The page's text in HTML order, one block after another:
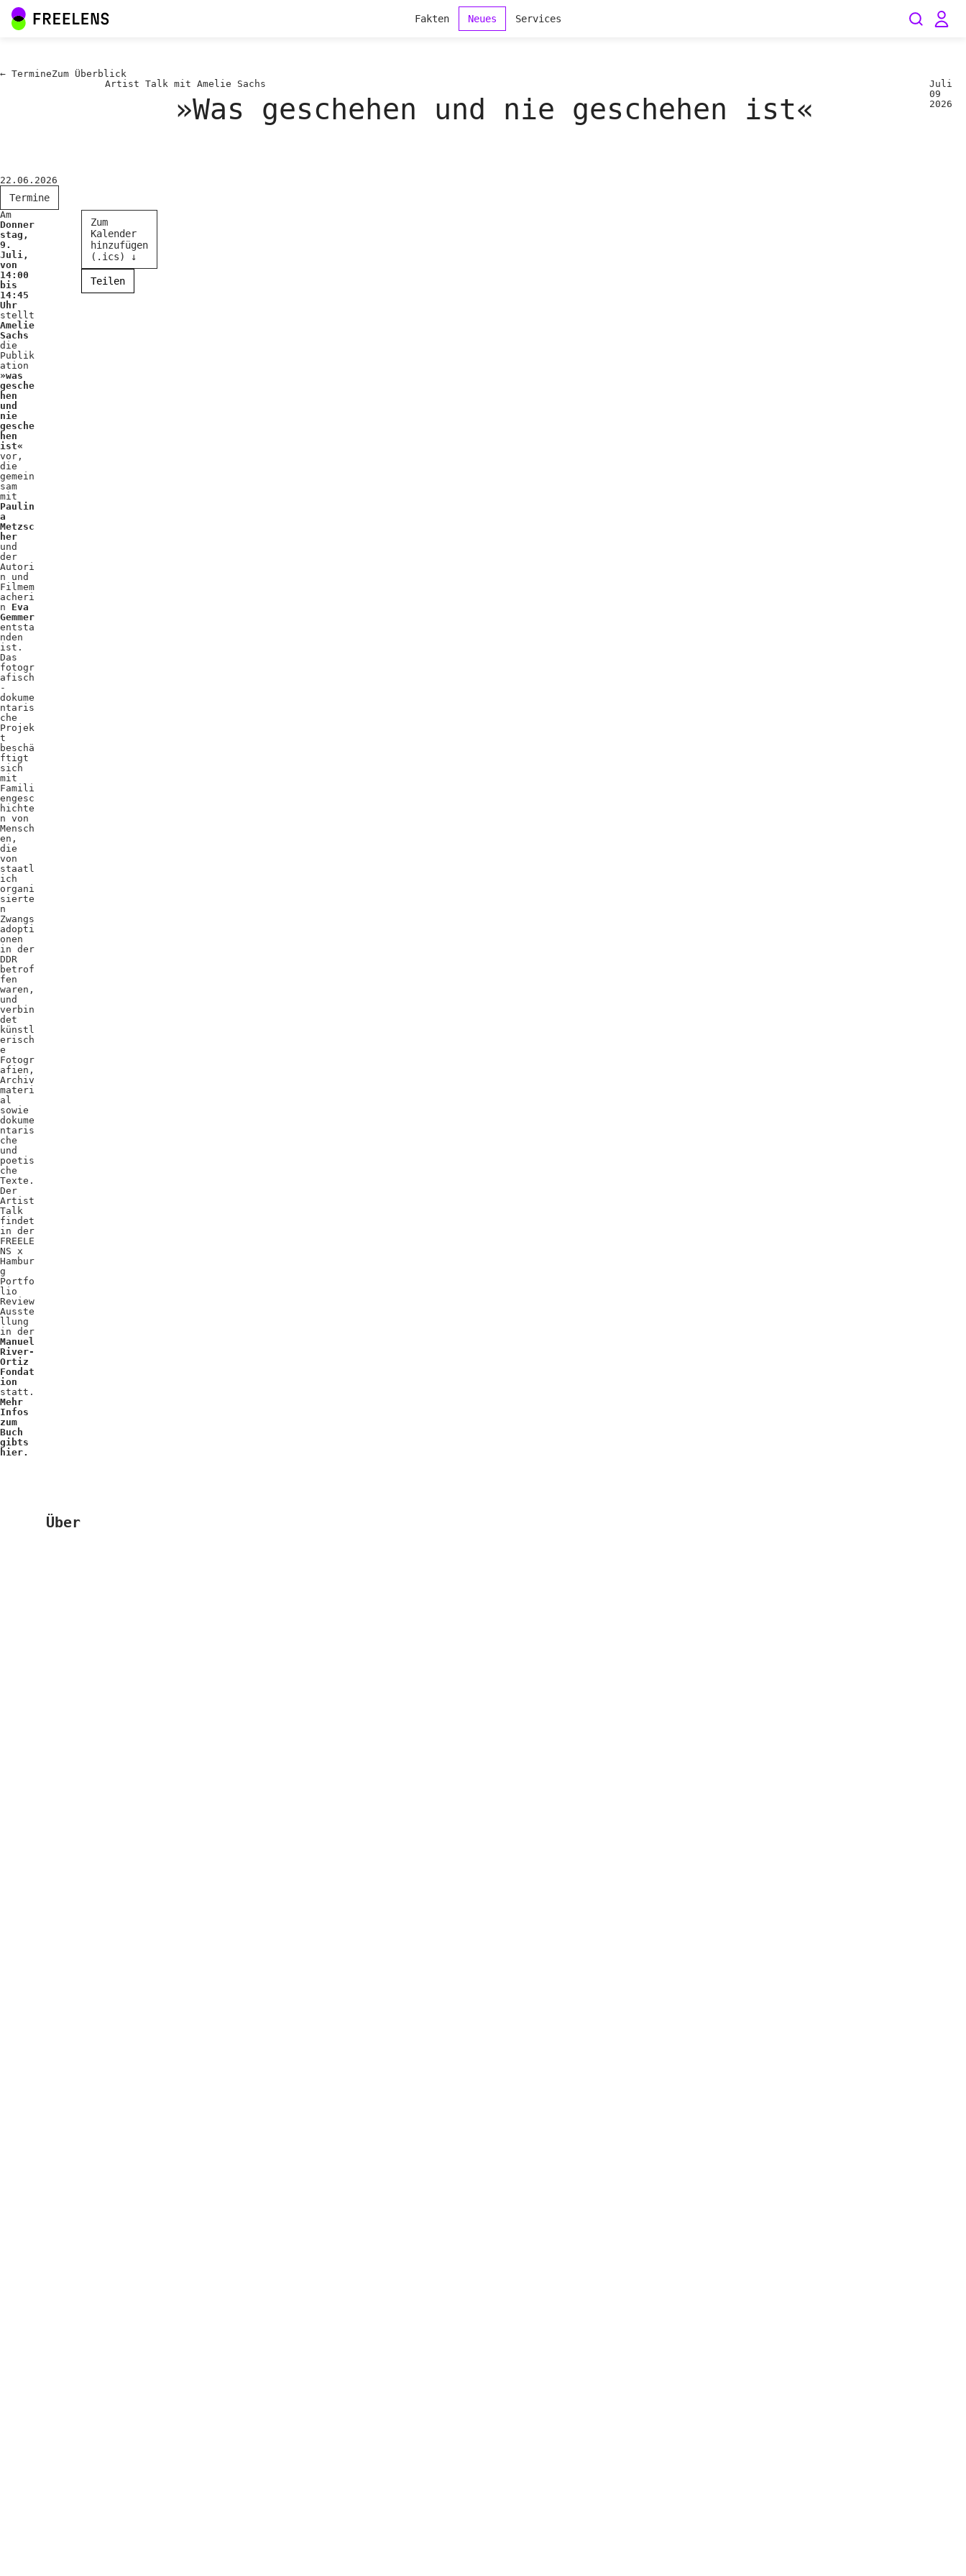
Fakten Neues Services
← TermineZum Überblick
Artist Talk mit Amelie Sachs
»Was geschehen und nie geschehen ist«
Juli
09
2026
22.06.2026
Termine
Am
Donner
stag,
9.
Juli,
von
14:00
bis
14:45
Uhr
stellt
Amelie
Sachs
die
Publik
ation
»was
gesche
hen
und
nie
gesche
hen
ist«
vor,
die
gemein
sam
mit
Paulin
a
Metzsc
her
und
der
Autori
n und
Filmem
acheri
n Eva
Gemmer
entsta
nden
ist.
Das
fotogr
afisch
-
dokume
ntaris
che
Projek
t
beschä
ftigt
sich
mit
Famili
engesc
hichte
n von
Mensch
en,
die
von
staatl
ich
organi
sierte
n
Zwangs
adopti
onen
in der
DDR
betrof
fen
waren,
und
verbin
det
künstl
erisch
e
Fotogr
afien,
Archiv
materi
al
sowie
dokume
ntaris
che
und
poetis
che
Texte.
Der
Artist
Talk
findet
in der
FREELE
NS x
Hambur
g
Portfo
lio
Review
Ausste
llung
in der
Manuel
River-
Ortiz
Fondat
ion
statt.
Mehr
Infos
zum
Buch
gibts
hier.
Zum
Kalender
hinzufügen
(.ics) ↓
Teilen
Über